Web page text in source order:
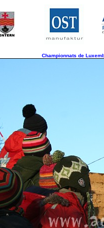
Championnats de